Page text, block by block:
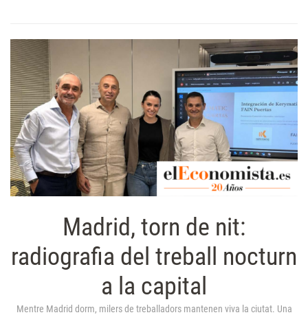
Madrid, torn de nit:
radiografia del treball nocturn
a la capital
Mentre Madrid dorm, milers de treballadors mantenen viva la ciutat. Una